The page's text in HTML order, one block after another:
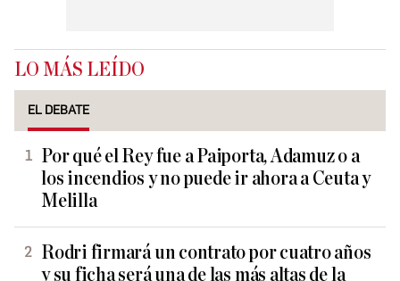
LO MÁS LEÍDO
EL DEBATE
Por qué el Rey fue a Paiporta, Adamuz o a
los incendios y no puede ir ahora a Ceuta y
Melilla
Rodri firmará un contrato por cuatro años
y su ficha será una de las más altas de la